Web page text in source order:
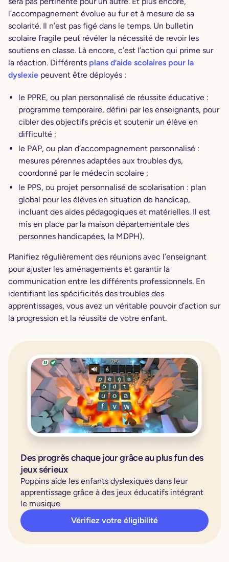
l’accompagnement évolue au fur et à mesure de sa
scolarité. Il n’est pas figé dans le temps. Un bulletin
scolaire fragile peut révéler la nécessité de revoir les
soutiens en classe. Là encore, c’est l’action qui prime sur
la réaction. Différents plans d’aide scolaires pour la
dyslexie peuvent être déployés :
le PPRE, ou plan personnalisé de réussite éducative :
programme temporaire, défini par les enseignants, pour
cibler des objectifs précis et soutenir un élève en
difficulté ;
le PAP, ou plan d’accompagnement personnalisé :
mesures pérennes adaptées aux troubles dys,
coordonné par le médecin scolaire ;
le PPS, ou projet personnalisé de scolarisation : plan
global pour les élèves en situation de handicap,
incluant des aides pédagogiques et matérielles. Il est
mis en place par la maison départementale des
personnes handicapées, la MDPH).
Planifiez régulièrement des réunions avec l’enseignant
pour ajuster les aménagements et garantir la
communication entre les différents professionnels. En
identifiant les spécificités des troubles des
apprentissages, vous avez un véritable pouvoir d’action sur
la progression et la réussite de votre enfant.
Des progrès chaque jour grâce au plus fun des
jeux sérieux
Poppins aide les enfants dyslexiques dans leur
apprentissage grâce à des jeux éducatifs intégrant
le musique
Vérifiez votre éligibilité